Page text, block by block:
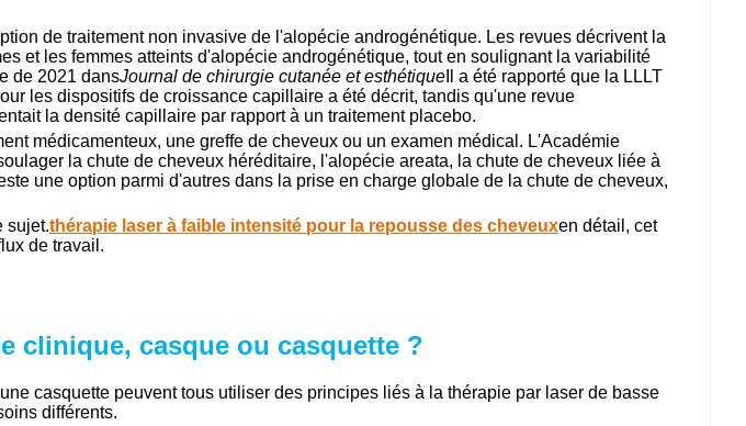
de traitement non invasive de l'alopécie androgénétique. Les revues décrivent la
et les femmes atteints d'alopécie androgénétique, tout en soulignant la variabilité
de 2021 dansJournal de chirurgie cutanée et esthétique Il a été rapporté que la LLLT
les dispositifs de croissance capillaire a été décrit, tandis qu'une revue
la densité capillaire par rapport à un traitement placebo.
médicamenteux, une greffe de cheveux ou un examen médical. L'Académie
la chute de cheveux héréditaire, l'alopécie areata, la chute de cheveux liée à
une option parmi d'autres dans la prise en charge globale de la chute de cheveux,
sujet.thérapie laser à faible intensité pour la repousse des cheveuxen détail, cet
de travail.
clinique, casque ou casquette ?
casquette peuvent tous utiliser des principes liés à la thérapie par laser de basse
différents.